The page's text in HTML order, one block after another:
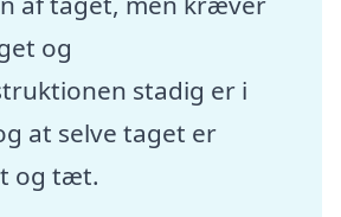
og
stadig er i
at selve taget er
og tæt.